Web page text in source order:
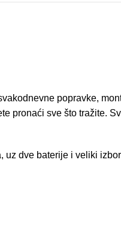
popravke,
pronaći sve što tražite.
dve baterije i veliki